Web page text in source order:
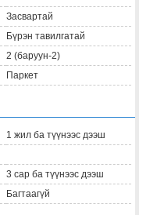
Засвартай
Бүрэн тавилгатай
2 (баруун-2)
Паркет
1 жил ба түүнээс дээш
3 сар ба түүнээс дээш
Багтаагүй